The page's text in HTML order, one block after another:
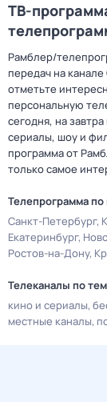
ТВ-
Рамблер/
передач на
отметьте
персональную
сегодня, на
сериалы, шоу и
программа от
только самое
Телепрограмма по
Санкт-Петербург
Екатеринбург
Ростов-на-Дону
Телеканалы по
кино и сериалы
местные каналы